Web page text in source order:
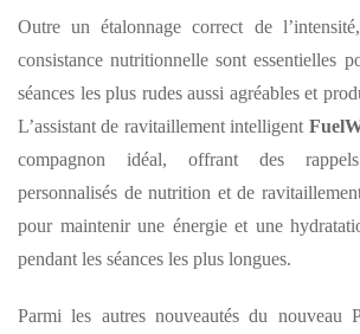
Outre un étalonnage correct de
consistance nutritionnelle sont essentielles
séances les plus rudes aussi agréables et
L’assistant de ravitaillement intelligent
compagnon idéal, offrant des
personnalisés de nutrition et de
pour maintenir une énergie et une
pendant les séances les plus longues.
Parmi les autres nouveautés du